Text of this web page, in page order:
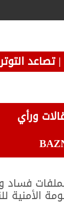
تصاعد
ورأي
فساد
الأمنية